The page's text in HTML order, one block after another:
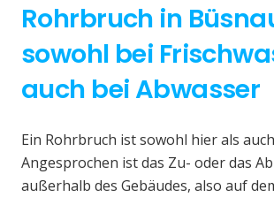
Rohrbruch in
sowohl bei
auch bei Abwasser
Ein Rohrbruch ist sowohl hier als
Angesprochen ist das Zu- oder das
außerhalb des Gebäudes, also auf